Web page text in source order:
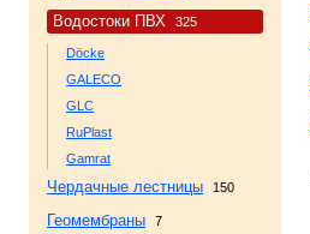
Водостоки ПВХ 325
Döcke
GALECO
GLC
RuPlast
Gamrat
Чердачные лестницы 150
Геомембраны 7